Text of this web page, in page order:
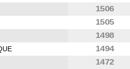
1506
1505
1498
1494
1472